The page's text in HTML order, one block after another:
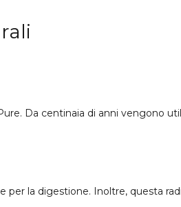
Da centinaia di anni vengono
la digestione. Inoltre, questa